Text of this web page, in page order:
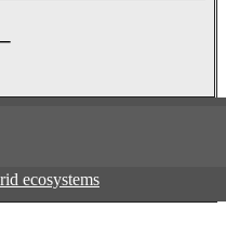
ecosystems